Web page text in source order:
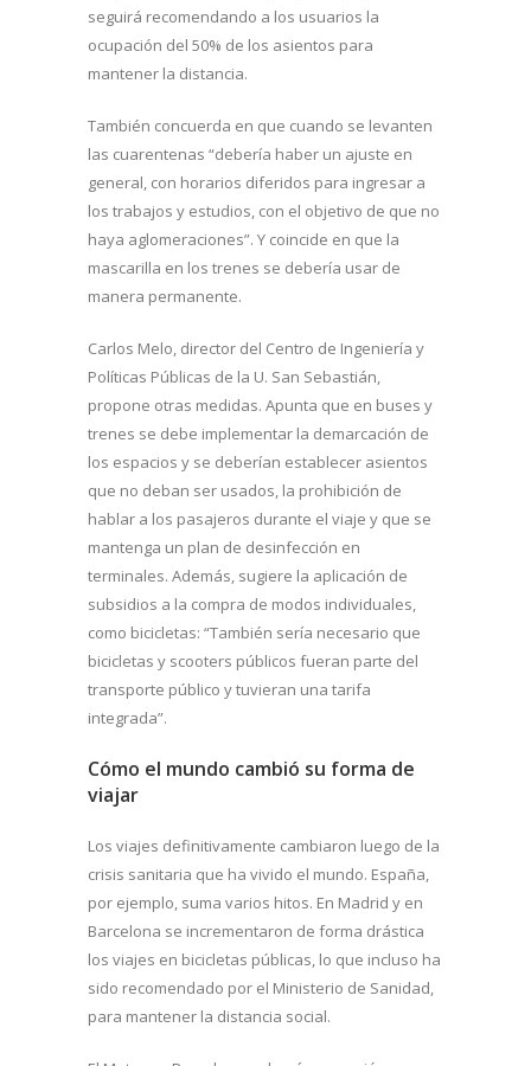
seguirá recomendando a los usuarios la
ocupación del 50% de los asientos para
mantener la distancia.
También concuerda en que cuando se levanten
las cuarentenas “debería haber un ajuste en
general, con horarios diferidos para ingresar a
los trabajos y estudios, con el objetivo de que no
haya aglomeraciones”. Y coincide en que la
mascarilla en los trenes se debería usar de
manera permanente.
Carlos Melo, director del Centro de Ingeniería y
Políticas Públicas de la U. San Sebastián,
propone otras medidas. Apunta que en buses y
trenes se debe implementar la demarcación de
los espacios y se deberían establecer asientos
que no deban ser usados, la prohibición de
hablar a los pasajeros durante el viaje y que se
mantenga un plan de desinfección en
terminales. Además, sugiere la aplicación de
subsidios a la compra de modos individuales,
como bicicletas: “También sería necesario que
bicicletas y scooters públicos fueran parte del
transporte público y tuvieran una tarifa
integrada”.
Cómo el mundo cambió su forma de
viajar
Los viajes definitivamente cambiaron luego de la
crisis sanitaria que ha vivido el mundo. España,
por ejemplo, suma varios hitos. En Madrid y en
Barcelona se incrementaron de forma drástica
los viajes en bicicletas públicas, lo que incluso ha
sido recomendado por el Ministerio de Sanidad,
para mantener la distancia social.